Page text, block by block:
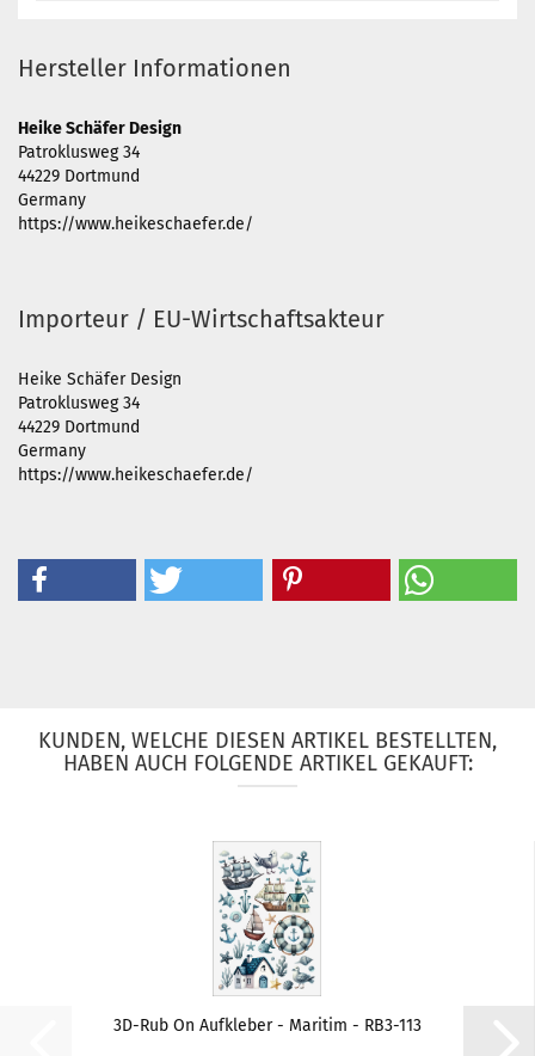
Hersteller Informationen
Heike Schäfer Design
Patroklusweg 34
44229 Dortmund
Germany
https://www.heikeschaefer.de/
Importeur / EU-Wirtschaftsakteur
Heike Schäfer Design
Patroklusweg 34
44229 Dortmund
Germany
https://www.heikeschaefer.de/
KUNDEN, WELCHE DIESEN ARTIKEL BESTELLTEN,
HABEN AUCH FOLGENDE ARTIKEL GEKAUFT:
3D-Rub On Aufkleber - Maritim - RB3-113